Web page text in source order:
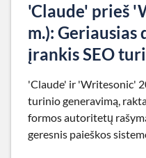
'Claude' prieš
m.):
įrankis SEO
'Claude' ir 'Writesonic'
turinio generavimą,
formos autoritetų
geresnis paieškos